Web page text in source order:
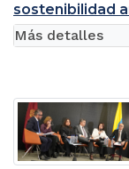
sostenibilidad
Más detalles